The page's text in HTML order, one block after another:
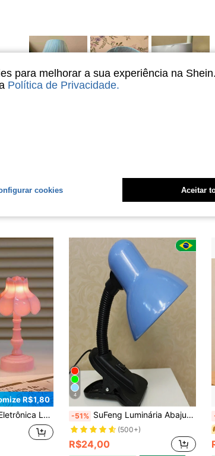
R$1,80
de Quarto com Proteção Ocular, Lâmpada de Mesa Kawaii para Dormitório, Decoração de Casa e Quarto, Presente do Dia dos Namorados
4
-51% SuFeng Luminária Abajur Articulável Com Garra Presilha Bivolt Quarto Escritório Leitura Salão Manicure
(500+)
R$24,00
para melhorar a sua experiência na
Política de Privacidade.
cookies Aceitar